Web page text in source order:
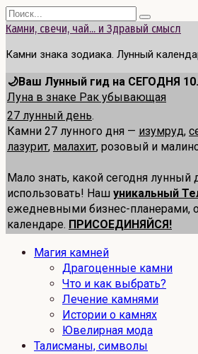
Перейти
к
Search
for:
Камни, свечи, чай... и Здравый смысл
Камни знака зодиака. Лунный
🌙Ваш Лунный гид на СЕГОДНЯ
Луна в знаке Рак убывающая
27 лунный день.
Камни 27 лунного дня — изумруд,
лазурит, малахит, розовый и
Мало знать, какой сегодня лунный
использовать! Наш уникальный
ежедневными бизнес-планерами,
календаре. ПРИСОЕДИНЯЙСЯ!
Магия камней
Драгоценные камни
Что и как выбрать?
Лечение камнями
Истории о камнях
Ювелирная мода
Талисманы, символы